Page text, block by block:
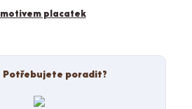
motivem placatek
Potřebujete poradit?